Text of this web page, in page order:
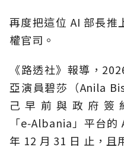
再度把這位 AI 部長推
權官司。
《路透社》報導，
亞演員碧莎（Anila
己早前與政府簽
「e‑Albania」平台
年 12 月 31 日 止，且